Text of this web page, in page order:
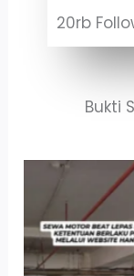
20rb
Bukti